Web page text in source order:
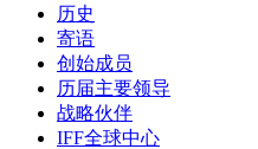
历史
寄语
创始成员
历届主要领导
战略伙伴
IFF全球中心